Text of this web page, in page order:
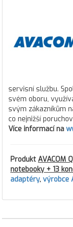
servisní službu.
svém oboru,
svým zákazníkům
co nejnižší
Více informací na
Produkt AVACOM
notebooky + 13
adaptéry, výrobce